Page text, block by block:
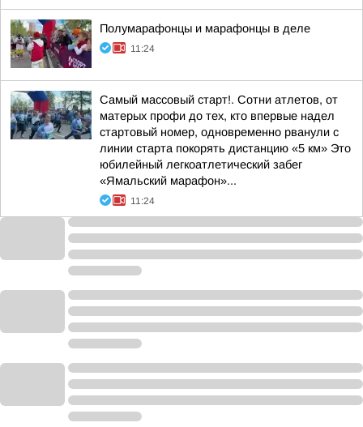
Полумарафонцы и марафонцы в деле
11:24
Самый массовый старт!. Сотни атлетов, от
матерых профи до тех, кто впервые надел
стартовый номер, одновременно рванули с
линии старта покорять дистанцию «5 км» Это
юбилейный легкоатлетический забег
«Ямальский марафон»...
11:24